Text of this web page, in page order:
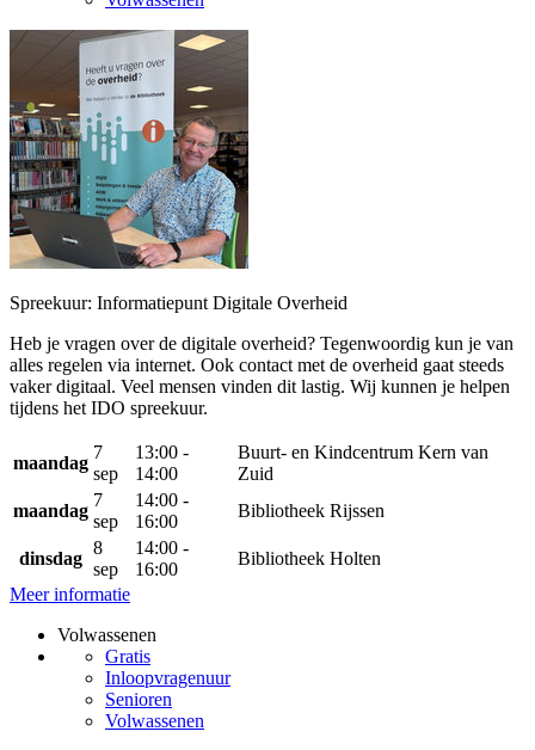
Spreekuur: Informatiepunt Digitale Overheid
Heb je vragen over de digitale overheid? Tegenwoordig kun je van
alles regelen via internet. Ook contact met de overheid gaat steeds
vaker digitaal. Veel mensen vinden dit lastig. Wij kunnen je helpen
tijdens het IDO spreekuur.
maandag
7
sep
13:00 -
14:00
Buurt- en Kindcentrum Kern van
Zuid
maandag
7
sep
14:00 -
16:00
Bibliotheek Rijssen
dinsdag
8
sep
14:00 -
16:00
Bibliotheek Holten
Meer informatie
Volwassenen
Gratis
Inloopvragenuur
Senioren
Volwassenen